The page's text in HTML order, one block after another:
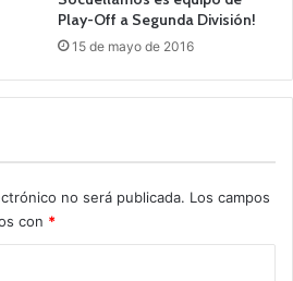
Play-Off a Segunda División!
15 de mayo de 2016
no será publicada. Los campos
con *